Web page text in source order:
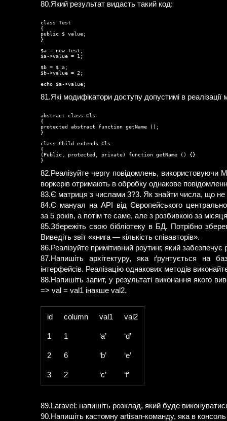
80.Який результат видасть такий код:
class Test
{
public $ value;
}
$a = new Test;
$a->value = 1;
$b = $ a;
$b->value = 2;
81.Які модифікатори доступу допустимі в
abstract class Cls
{
protected abstract function getName ();
}
class Child extends Cls
{
(Public, protected, private) function getName () {}
82.Реалізуйте чергу повідомлень, використовуючи
воркерів отримають в обробку однакове
83.Є матриця з числами 3?3. Як знайти числа, що не
84.Є мануал на API від Європейського
за 5 років, а потім те саме, але з розбивкою за
85.Збережіть свою бібліотеку в БД. Потрібно
Виведіть звіт «книга — кількість співавторів».
86.Реалізуйте примітивний роутинг, який
87.Напишіть архітектуру, яка ґрунтується на
інтерфейсів. Реалізацію однакових методів
88.Напишіть запит, у результаті виконання якого
=> val = val1 інакше val2.
id column val1 val2
1 1 ‘a’ ‘d’
2 6 ‘b’ ‘e’
3 2 ‘c’ ‘f’
89.Laravel: напишіть розклад, який буде
90.Напишіть кастомну artisan-команду, яка в